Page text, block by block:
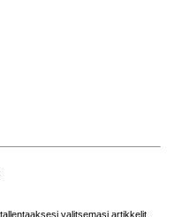
valitsemasi artikkelit